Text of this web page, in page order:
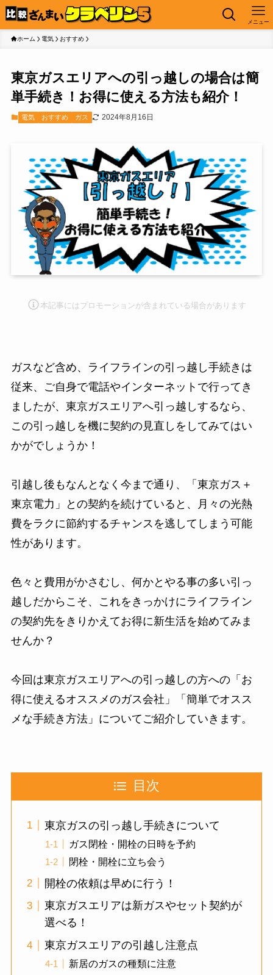
メニュー
ホーム 電気 おすすめ
東京ガスエリアへの引っ越しの場合は簡
単手続き！お得に使える方法も紹介！
電気 おすすめ ガス 2024年8月16日
本記事にはプロモーションが含まれている場合があります
ガスなど含め、ライフラインの引っ越し手続きは
従来、ご自身で電話やインターネットで行ってき
ましたが、東京ガスエリアへ引っ越しするなら、
この引っ越しを機に契約の見直しをしてみてはい
かがでしょうか！
引越し後もなんとなく今まで通り、「東京ガス＋
東京電力」との契約を続けていると、月々の光熱
費をラクに節約するチャンスを逃してしまう可能
性があります。
色々と費用がかさむし、何かとやる事の多い引っ
越しだからこそ、これをきっかけにライフライン
の契約先をきりかえてお得に新生活を始めてみま
せんか？
今回は東京ガスエリアへの引っ越しの方への「お
得に使えるオススメのガス会社」「簡単でオスス
メな手続き方法」についてご紹介していきます。
目次
東京ガスの引っ越し手続きについて
ガス閉栓・開栓の日時を予約
閉栓・開栓に立ち会う
開栓の依頼は早めに行う！
東京ガスエリアは新ガスやセット契約が
選べる！
東京ガスエリアの引越し注意点
新居のガスの種類に注意